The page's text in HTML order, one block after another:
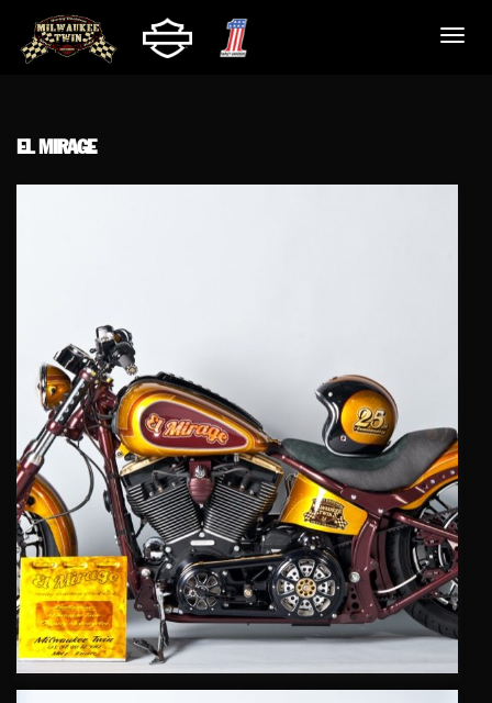
EL MIRAGE
Nécessaire
Ces cookies
sont nécessaire
pour le bon
fonctionnement
du site.
Utilisé pour